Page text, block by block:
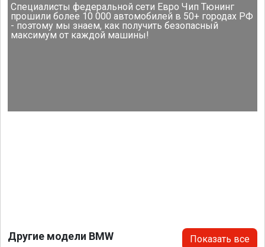
Специалисты федеральной сети Евро Чип Тюнинг
прошили более 10 000 автомобилей в 50+ городах РФ
- поэтому мы знаем, как получить безопасный
максимум от каждой машины!
Другие модели BMW Показать все